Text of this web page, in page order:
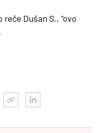
Dušan S., “ovo